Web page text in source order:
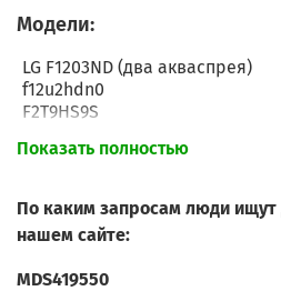
Модели:
LG F1203ND (два акваспрея)
f12u2hdn0
F2T9HS9S
F2J6WS1L
f14a8tds
F1081ND5
F0J5LN3W.ABWPCOM
F0J5LN3W.ABWPTSK
F0J5NN4W.ABWPKIV
Показать полностью
По каким запросам люди
нашем сайте:
MDS419550